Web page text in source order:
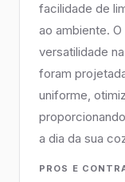
facilidade de
ao ambiente.
versatilidade
foram
uniforme,
a dia da sua
PROS E